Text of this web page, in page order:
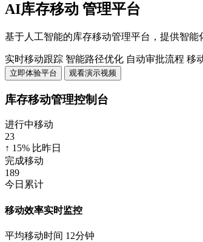
AI库存移动 管理平台
基于人工智能的库存移动管理平台，提供智
实时移动跟踪 智能路径优化 自动审批流程 移
立即体验平台 观看演示视频
库存移动管理控制台
进行中移动
23
↑ 15% 比昨日
完成移动
189
今日累计
移动效率实时监控
平均移动时间 12分钟